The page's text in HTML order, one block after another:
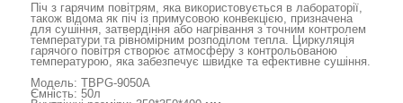
Піч з гарячим повітрям, яка використовується в лабораторії,
також відома як піч із примусовою конвекцією, призначена
для сушіння, затвердіння або нагрівання з точним контролем
температури та рівномірним розподілом тепла. Циркуляція
гарячого повітря створює атмосферу з контрольованою
температурою, яка забезпечує швидке та ефективне сушіння.
Модель: TBPG-9050A
Ємність: 50л